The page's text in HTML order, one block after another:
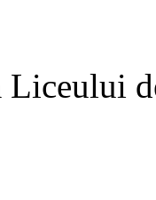
Liceului